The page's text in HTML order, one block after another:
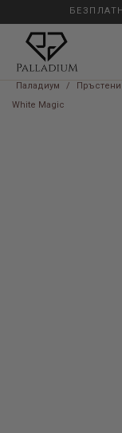
Паладиум / Пръстени
White Magic